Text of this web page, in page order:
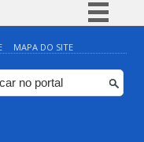
Simplifique!
Comunica BR
Participe
MAPA DO SITE